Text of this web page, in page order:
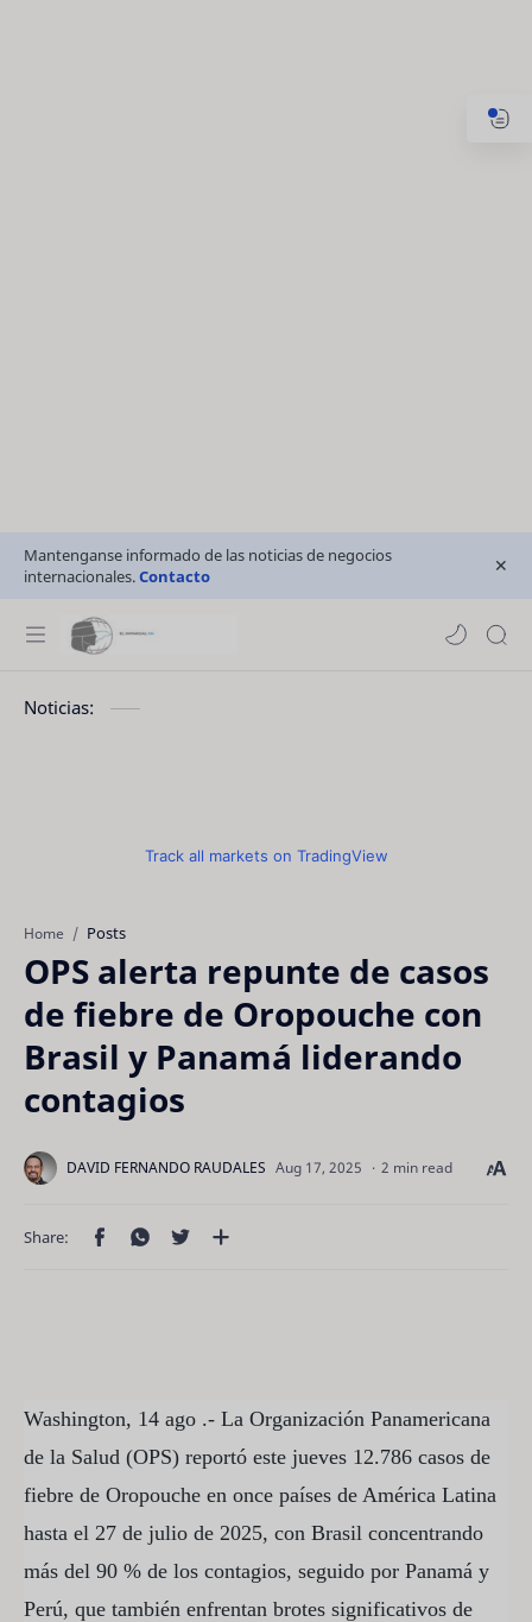
Mantenganse informado de las noticias de negocios
internacionales.Contacto
Noticias:
Track all markets on TradingView
Home Posts
OPS alerta repunte de casos
de fiebre de Oropouche con
Brasil y Panamá liderando
contagios
2 min read
Washington, 14 ago .- La Organización Panamericana
de la Salud (OPS) reportó este jueves 12.786 casos de
fiebre de Oropouche en once países de América Latina
hasta el 27 de julio de 2025, con Brasil concentrando
más del 90 % de los contagios, seguido por Panamá y
Perú, que también enfrentan brotes significativos de